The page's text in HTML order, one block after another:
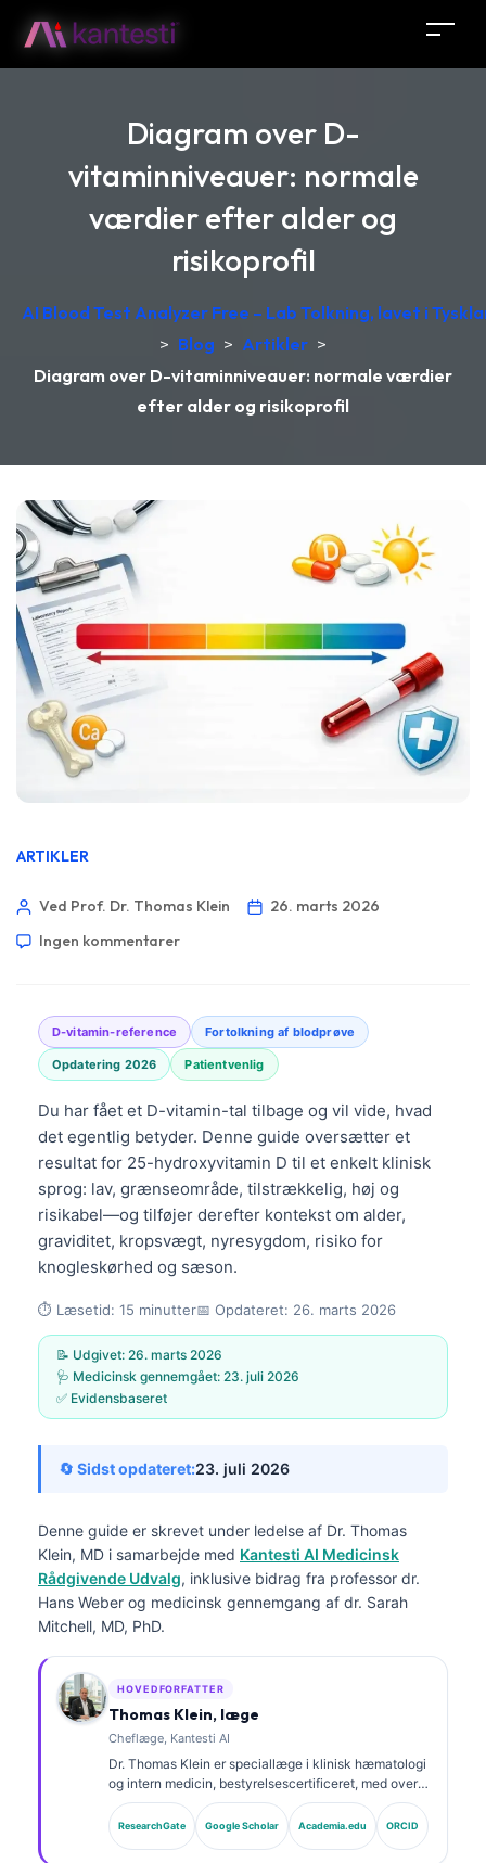
Diagram over D-
vitaminniveauer: normale
værdier efter alder og
risikoprofil
AI Blood Test Analyzer Free – Lab Tolkning, lavet i
> Blog > Artikler >
Diagram over D-vitaminniveauer: normale værdier
efter alder og risikoprofil
ARTIKLER
Ved Prof. Dr. Thomas Klein
26. marts 2026
Ingen kommentarer
D-vitamin-reference Fortolkning af blodprøve
Opdatering 2026 Patientvenlig
Du har fået et D-vitamin-tal tilbage og vil vide, hvad
det egentlig betyder. Denne guide oversætter et
resultat for 25-hydroxyvitamin D til et enkelt klinisk
sprog: lav, grænseområde, tilstrækkelig, høj og
risikabel—og tilføjer derefter kontekst om alder,
graviditet, kropsvægt, nyresygdom, risiko for
knogleskørhed og sæson.
⏱️ Læsetid: 15 minutter📅 Opdateret: 26. marts 2026
📝 Udgivet: 26. marts 2026
🩺 Medicinsk gennemgået: 23. juli 2026
✅ Evidensbaseret
🔄 Sidst opdateret:23. juli 2026
Denne guide er skrevet under ledelse af Dr. Thomas
Klein, MD i samarbejde med Kantesti AI Medicinsk
Rådgivende Udvalg, inklusive bidrag fra professor dr.
Hans Weber og medicinsk gennemgang af dr. Sarah
Mitchell, MD, PhD.
HOVEDFORFATTER
Thomas Klein, læge
Cheflæge, Kantesti AI
Dr. Thomas Klein er speciallæge i klinisk hæmatologi
og intern medicin, bestyrelsescertificeret, med over
15 års erfaring inden for laboratoriemedicin og AI-
assisteret klinisk analyse. Som Chief Medical Officer
hos Kantesti AI varetager han klinisk tilsyn med den
ResearchGate Google Scholar Academia.edu ORCID